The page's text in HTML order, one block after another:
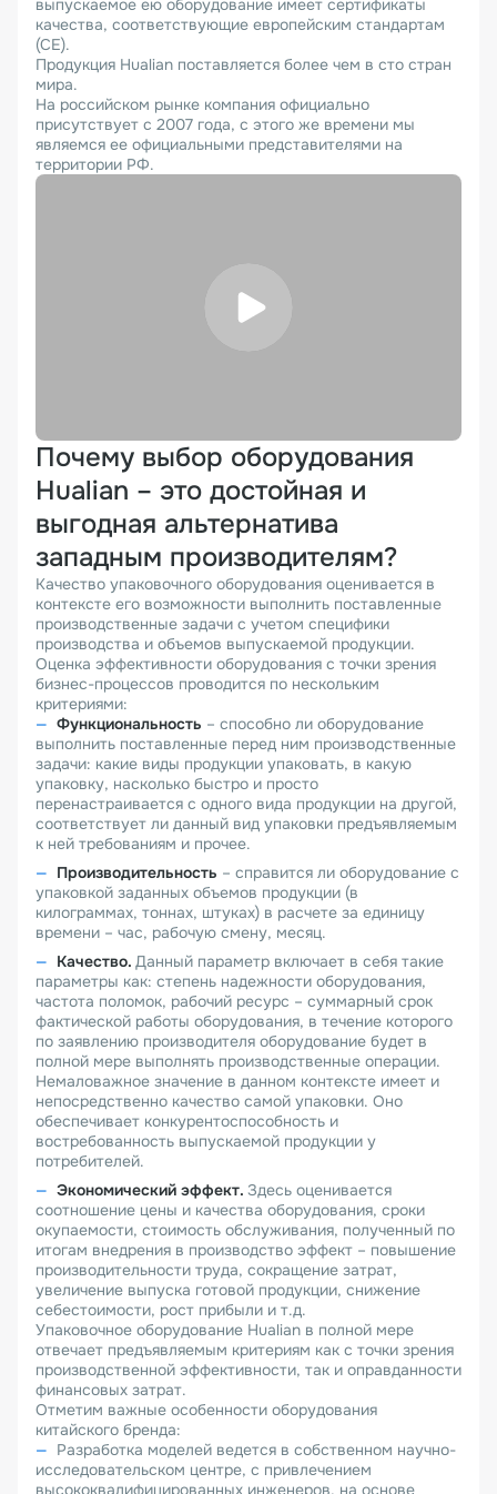
выпускаемое ею оборудование имеет сертификаты
качества, соответствующие европейским стандартам
(СЕ).
Продукция Hualian поставляется более чем в сто стран
мира.
На российском рынке компания официально
присутствует с 2007 года, с этого же времени мы
являемся ее официальными представителями на
территории РФ.
Почему выбор оборудования
Hualian – это достойная и
выгодная альтернатива
западным производителям?
Качество упаковочного оборудования оценивается в
контексте его возможности выполнить поставленные
производственные задачи с учетом специфики
производства и объемов выпускаемой продукции.
Оценка эффективности оборудования с точки зрения
бизнес-процессов проводится по нескольким
критериями:
Функциональность – способно ли оборудование
выполнить поставленные перед ним производственные
задачи: какие виды продукции упаковать, в какую
упаковку, насколько быстро и просто
перенастраивается с одного вида продукции на другой,
соответствует ли данный вид упаковки предъявляемым
к ней требованиям и прочее.
Производительность – справится ли оборудование с
упаковкой заданных объемов продукции (в
килограммах, тоннах, штуках) в расчете за единицу
времени – час, рабочую смену, месяц.
Качество. Данный параметр включает в себя такие
параметры как: степень надежности оборудования,
частота поломок, рабочий ресурс – суммарный срок
фактической работы оборудования, в течение которого
по заявлению производителя оборудование будет в
полной мере выполнять производственные операции.
Немаловажное значение в данном контексте имеет и
непосредственно качество самой упаковки. Оно
обеспечивает конкурентоспособность и
востребованность выпускаемой продукции у
потребителей.
Экономический эффект. Здесь оценивается
соотношение цены и качества оборудования, сроки
окупаемости, стоимость обслуживания, полученный по
итогам внедрения в производство эффект – повышение
производительности труда, сокращение затрат,
увеличение выпуска готовой продукции, снижение
себестоимости, рост прибыли и т.д.
Упаковочное оборудование Hualian в полной мере
отвечает предъявляемым критериям как с точки зрения
производственной эффективности, так и оправданности
финансовых затрат.
Отметим важные особенности оборудования
китайского бренда:
Разработка моделей ведется в собственном научно-
исследовательском центре, с привлечением
высококвалифицированных инженеров, на основе